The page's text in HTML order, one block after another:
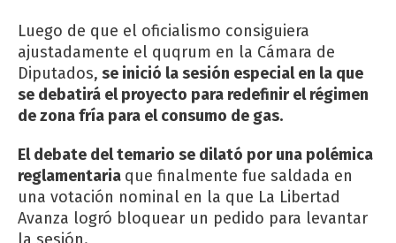
Luego de que el oficialismo consiguiera
ajustadamente el quqrum en la Cámara de
Diputados, se inició la sesión especial en la que
se debatirá el proyecto para redefinir el régimen
de zona fría para el consumo de gas.
El debate del temario se dilató por una polémica
reglamentaria que finalmente fue saldada en
una votación nominal en la que La Libertad
Avanza logró bloquear un pedido para levantar